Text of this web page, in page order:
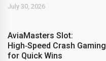
July 30, 2026
AviaMasters Slot:
High‑Speed Crash Gaming
for Quick Wins